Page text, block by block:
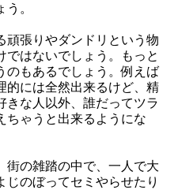
。
張りやダンドリという物
ではないでしょう。もっと
のもあるでしょう。例えば
的には全然出来るけど、精
きな人以外、誰だってツラ
ちゃうと出来るようにな
の雑踏の中で、一人で大
のぼってセミやらせたり